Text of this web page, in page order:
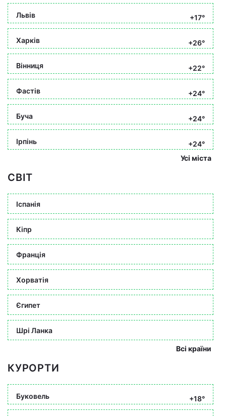
Львів +17°
Харків +26°
Вінниця +22°
Фастів +24°
Буча +24°
Ірпінь
+24°
Усі міста
СВІТ
Іспанія
Кіпр
Франція
Хорватія
Єгипет
Шрі Ланка
Всі країни
КУРОРТИ
Буковель +18°